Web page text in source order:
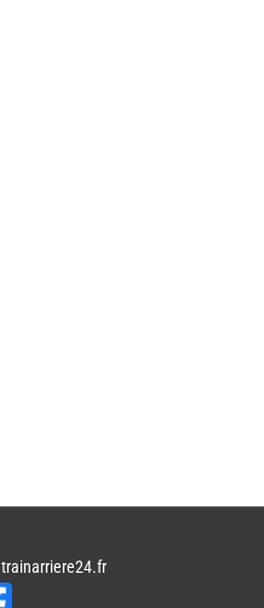
trainarriere24.fr